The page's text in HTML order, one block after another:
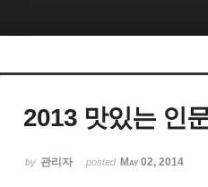
2013 맛있는 인
by 관리자 posted May 02, 2014